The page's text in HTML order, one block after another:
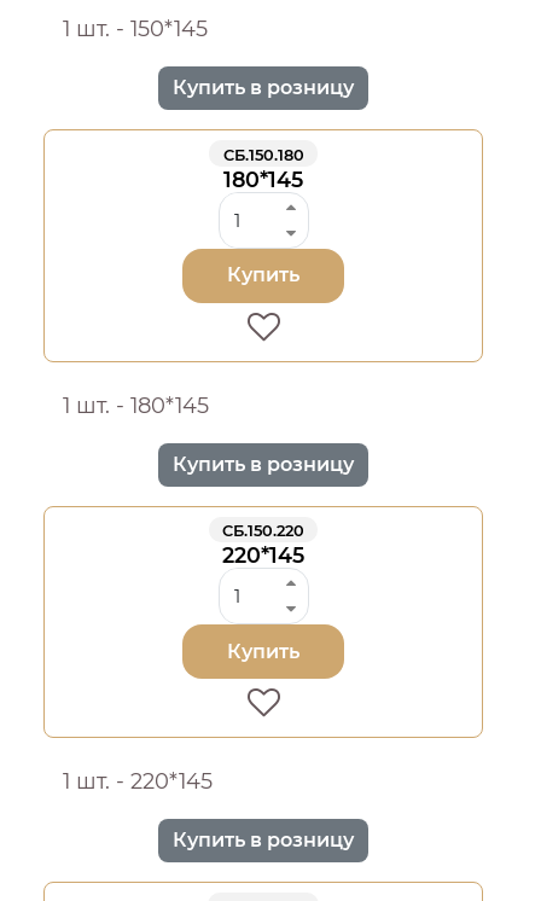
1 шт. - 150*145
Купить в розницу
СБ.150.180
180*145
Купить
1 шт. - 180*145
Купить в розницу
СБ.150.220
220*145
Купить
1 шт. - 220*145
Купить в розницу